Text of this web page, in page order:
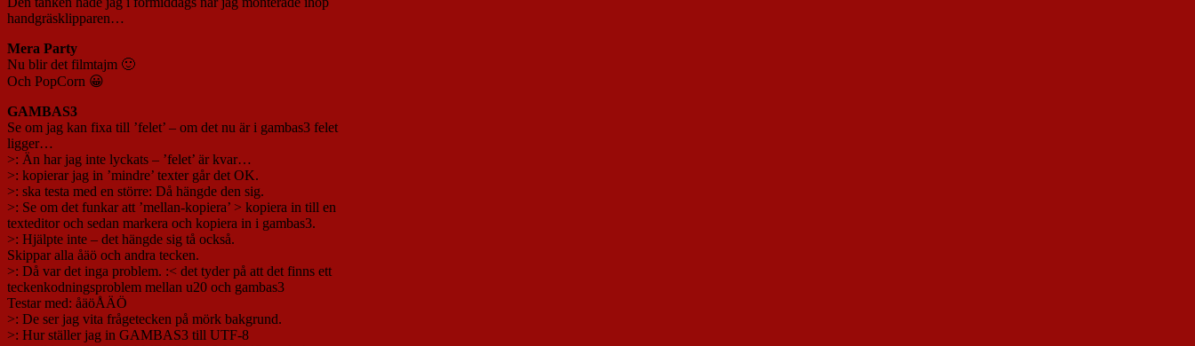
handgräsklipparen…
Mera Party
Nu blir det filmtajm 🙂
Och PopCorn 😀
GAMBAS3
Se om jag kan fixa till ’felet’ – om det nu är i gambas3 felet
ligger…
>: Än har jag inte lyckats – ’felet’ är kvar…
>: kopierar jag in ’mindre’ texter går det OK.
>: ska testa med en större: Då hängde den sig.
>: Se om det funkar att ’mellan-kopiera’ > kopiera in till en
texteditor och sedan markera och kopiera in i gambas3.
>: Hjälpte inte – det hängde sig tå också.
Skippar alla åäö och andra tecken.
>: Då var det inga problem. :< det tyder på att det finns ett
teckenkodningsproblem mellan u20 och gambas3
Testar med: åäöÅÄÖ
>: De ser jag vita frågetecken på mörk bakgrund.
>: Hur ställer jag in GAMBAS3 till UTF-8